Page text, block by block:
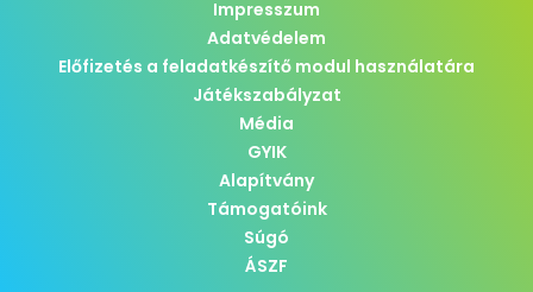
Impresszum
Adatvédelem
Előfizetés a feladatkészítő modul használatára
Játékszabályzat
Média
GYIK
Alapítvány
Támogatóink
Súgó
ÁSZF